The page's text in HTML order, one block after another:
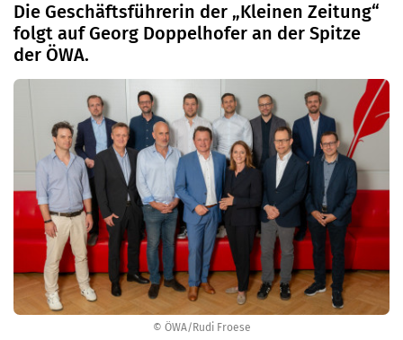
© ÖWA/Rudi Froese
Die Geschäftsführerin der „Kleinen Zeitung“
folgt auf Georg Doppelhofer an der Spitze
der ÖWA.